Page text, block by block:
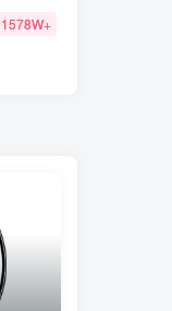
1578W+